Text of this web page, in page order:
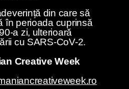
din care să
în perioada cuprinsă
a zi, ulterioară
cu SARS-CoV-2.
Creative Week